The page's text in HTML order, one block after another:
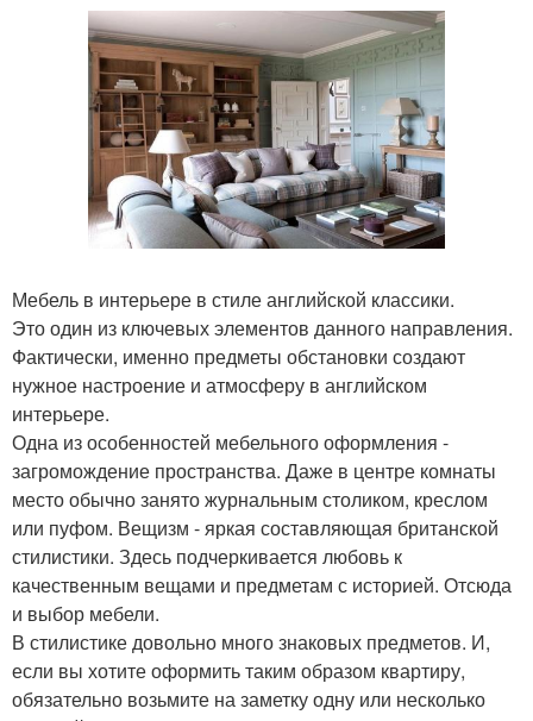
Мебель в интерьере в стиле английской классики.
Это один из ключевых элементов данного направления.
Фактически, именно предметы обстановки создают
нужное настроение и атмосферу в английском
интерьере.
Одна из особенностей мебельного оформления -
загромождение пространства. Даже в центре комнаты
место обычно занято журнальным столиком, креслом
или пуфом. Вещизм - яркая составляющая британской
стилистики. Здесь подчеркивается любовь к
качественным вещами и предметам с историей. Отсюда
и выбор мебели.
В стилистике довольно много знаковых предметов. И,
если вы хотите оформить таким образом квартиру,
обязательно возьмите на заметку одну или несколько